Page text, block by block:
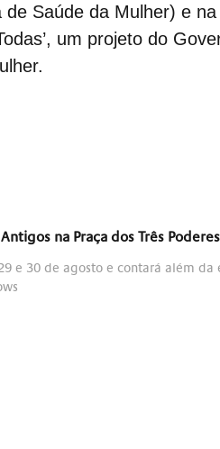
Saúde da Mulher) e
um projeto do
na Praça dos Três
e 30 de agosto e contará além da